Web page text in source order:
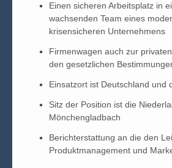
Einen sicheren Arbeitsplatz in
wachsenden Team eines
krisensicheren Unternehmens
Firmenwagen auch zur
den gesetzlichen
Einsatzort ist Deutschland und
Sitz der Position ist die
Mönchengladbach
Berichterstattung an die den
Produktmanagement und